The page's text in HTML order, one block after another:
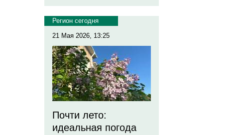
Регион сегодня
21 Мая 2026, 13:25
Почти лето:
идеальная погода